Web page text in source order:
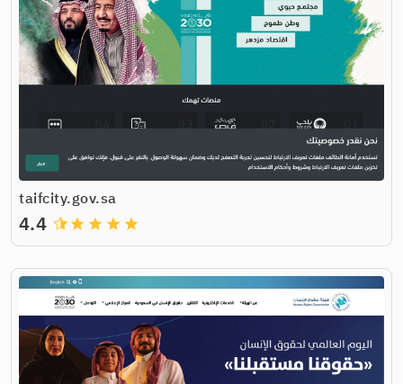
taifcity.gov.sa
grade
grade
grade
grade
4.4